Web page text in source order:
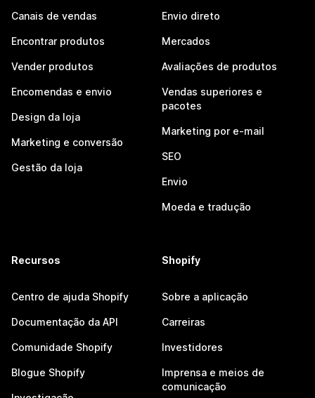
Canais de vendas
Encontrar produtos
Vender produtos
Encomendas e envio
Design da loja
Marketing e conversão
Gestão da loja
Envio direto
Mercados
Avaliações de produtos
Vendas superiores e
pacotes
Marketing por e-mail
SEO
Envio
Moeda e tradução
Recursos
Centro de ajuda Shopify
Documentação da API
Comunidade Shopify
Blogue Shopify
Shopify
Sobre a aplicação
Carreiras
Investidores
Imprensa e meios de
comunicação